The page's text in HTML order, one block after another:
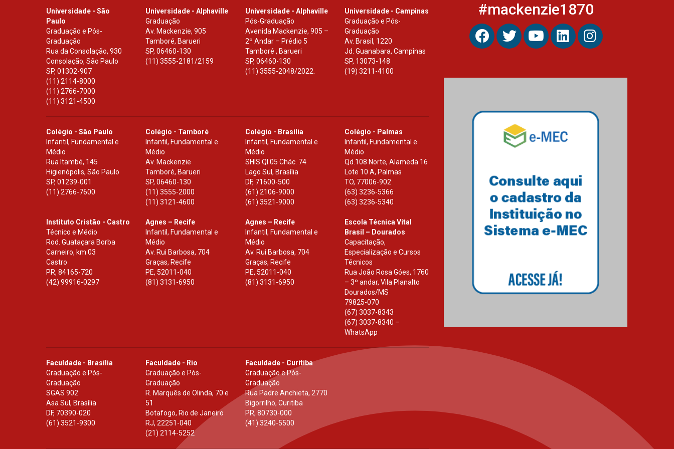
Universidade - São
Paulo
Graduação e Pós-
Graduação
Rua da Consolação, 930
Consolação, São Paulo
SP, 01302-907
(11) 2114-8000
(11) 2766-7000
(11) 3121-4500
Universidade - Alphaville
Graduação
Av. Mackenzie, 905
Tamboré, Barueri
SP,06460-130
(11) 3555-2181/2159
Universidade - Alphaville
Pós-Graduação
Avenida Mackenzie, 905 –
2º Andar – Prédio 5
Tamboré , Barueri
SP, 06460-130
(11) 3555-2048/2022.
Universidade - Campinas
Graduação e Pós-
Graduação
Av. Brasil, 1220
Jd. Guanabara, Campinas
SP, 13073-148
(19) 3211-4100
Colégio - São Paulo
Infantil, Fundamental e
Médio
Rua Itambé, 145
Higienópolis, São Paulo
SP, 01239-001
(11) 2766-7600
Colégio - Tamboré
Infantil, Fundamental e
Médio
Av. Mackenzie
Tamboré, Barueri
SP,06460-130
(11) 3555-2000
(11) 3121-4600
Colégio - Brasília
Infantil, Fundamental e
Médio
SHIS Ql 05 Chác. 74
Lago Sul, Brasília
DF, 71600-500
(61) 2106-9000
(61) 3521-9000
Colégio - Palmas
Infantil, Fundamental e
Médio
Qd.108 Norte, Alameda 16
Lote 10 A, Palmas
TO, 77006-902
(63) 3236-5366
(63) 3236-5340
Instituto Cristão - Castro
Técnico e Médio
Rod. Guataçara Borba
Carneiro, km 03
Castro
PR, 84165-720
(42) 99916-0297
Agnes – Recife
Infantil, Fundamental e
Médio
Av. Rui Barbosa, 704
Graças, Recife
PE, 52011-040
(81) 3131-6950
Agnes – Recife
Infantil, Fundamental e
Médio
Av. Rui Barbosa, 704
Graças, Recife
PE, 52011-040
(81) 3131-6950
Escola Técnica Vital
Brasil – Dourados
Capacitação,
Especialização e Cursos
Técnicos
Rua João Rosa Góes, 1760
– 3º andar, Vila Planalto
Dourados/MS
79825-070
(67) 3037-8343
(67) 3037-8340 –
WhatsApp
Faculdade - Brasília
Graduação e Pós-
Graduação
SGAS 902
Asa Sul, Brasília
DF, 70390-020
(61) 3521-9300
Faculdade - Rio
Graduação e Pós-
Graduação
R. Marquês de Olinda, 70 e
51
Botafogo, Rio de Janeiro
RJ,22251-040
(21) 2114-5252
Faculdade - Curitiba
Graduação e Pós-
Graduação
Rua Padre Anchieta, 2770
Bigorrilho, Curitiba
PR, 80730-000
(41) 3240-5500
#mackenzie1870